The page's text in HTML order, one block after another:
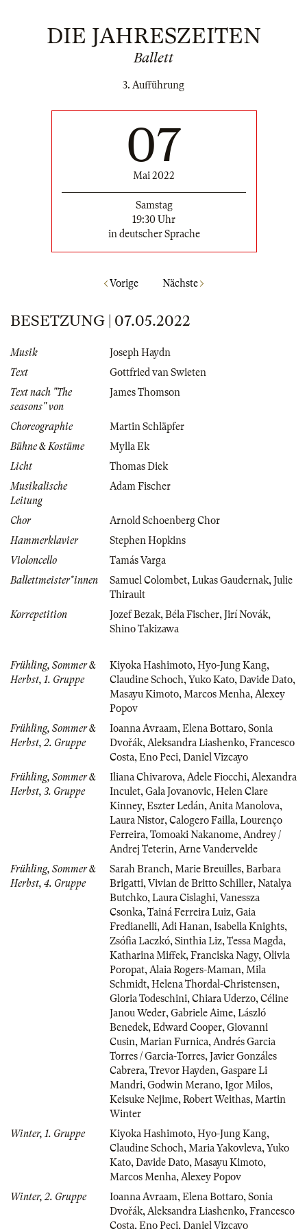
DIE JAHRESZEITEN
Ballett
3. Aufführung
07
Mai 2022
Samstag
19:30 Uhr
in deutscher Sprache
Vorige Nächste
BESETZUNG | 07.05.2022
Musik
Joseph Haydn
Text
Gottfried van Swieten
Text nach "The
seasons" von
James Thomson
Choreographie
Martin Schläpfer
Bühne & Kostüme
Mylla Ek
Licht
Thomas Diek
Musikalische
Leitung
Adam Fischer
Chor
Arnold Schoenberg Chor
Hammerklavier
Stephen Hopkins
Violoncello
Tamás Varga
Ballettmeister*innen
Samuel Colombet, Lukas Gaudernak, Julie
Thirault
Korrepetition
Jozef Bezak, Béla Fischer, Jirí Novák,
Shino Takizawa
Frühling, Sommer &
Herbst, 1. Gruppe
Kiyoka Hashimoto, Hyo-Jung Kang,
Claudine Schoch, Yuko Kato, Davide Dato,
Masayu Kimoto, Marcos Menha, Alexey
Popov
Frühling, Sommer &
Herbst, 2. Gruppe
Ioanna Avraam, Elena Bottaro, Sonia
Dvořák, Aleksandra Liashenko, Francesco
Costa, Eno Peci, Daniel Vizcayo
Frühling, Sommer &
Herbst, 3. Gruppe
Iliana Chivarova, Adele Fiocchi, Alexandra
Inculet, Gala Jovanovic, Helen Clare
Kinney, Eszter Ledán, Anita Manolova,
Laura Nistor, Calogero Failla, Lourenço
Ferreira, Tomoaki Nakanome, Andrey /
Andrej Teterin, Arne Vandervelde
Frühling, Sommer &
Herbst, 4. Gruppe
Sarah Branch, Marie Breuilles, Barbara
Brigatti, Vivian de Britto Schiller, Natalya
Butchko, Laura Cislaghi, Vanessza
Csonka, Tainá Ferreira Luiz, Gaia
Fredianelli, Adi Hanan, Isabella Knights,
Zsófia Laczkó, Sinthia Liz, Tessa Magda,
Katharina Miffek, Franciska Nagy, Olivia
Poropat, Alaia Rogers-Maman, Mila
Schmidt, Helena Thordal-Christensen,
Gloria Todeschini, Chiara Uderzo, Céline
Janou Weder, Gabriele Aime, László
Benedek, Edward Cooper, Giovanni
Cusin, Marian Furnica, Andrés Garcia
Torres / Garcia-Torres, Javier Gonzáles
Cabrera, Trevor Hayden, Gaspare Li
Mandri, Godwin Merano, Igor Milos,
Keisuke Nejime, Robert Weithas, Martin
Winter
Winter, 1. Gruppe
Kiyoka Hashimoto, Hyo-Jung Kang,
Claudine Schoch, Maria Yakovleva, Yuko
Kato, Davide Dato, Masayu Kimoto,
Marcos Menha, Alexey Popov
Winter, 2. Gruppe
Ioanna Avraam, Elena Bottaro, Sonia
Dvořák, Aleksandra Liashenko, Francesco
Costa, Eno Peci, Daniel Vizcayo